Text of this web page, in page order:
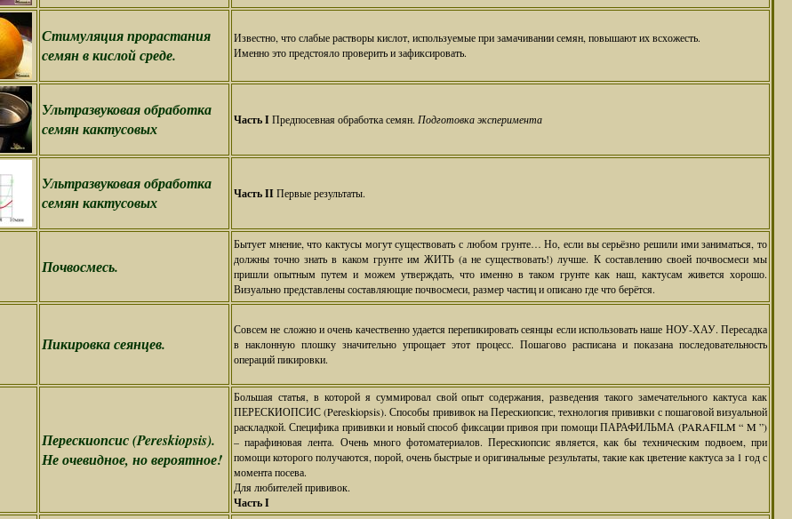
Стимуляция прорастания
семян в кислой среде.
Известно, что слабые растворы кислот, используемые при замачивании семян, повышают их всхожесть.
Именно это предстояло проверить и зафиксировать.
Ультразвуковая обработка
семян кактусовых
Часть IПредпосевная обработка семян. Подготовка эксперимента
Ультразвуковая обработка
семян кактусовых
Часть IIПервые результаты.
Почвосмесь.
Бытует мнение, что кактусы могут существовать с любом грунте… Но, если вы серьёзно решили ими заниматься, то
должны точно знать в каком грунте им ЖИТЬ (а не существовать!) лучше. К составлению своей почвосмеси мы
пришли опытным путем и можем утверждать, что именно в таком грунте как наш, кактусам живется хорошо.
Визуально представлены составляющие почвосмеси, размер частиц и описано где что берётся.
Пикировка сеянцев.
Совсем не сложно и очень качественно удается перепикировать сеянцы если использовать наше НОУ-ХАУ. Пересадка
в наклонную плошку значительно упрощает этот процесс. Пошагово расписана и показана последовательность
операций пикировки.
Перескиопсис (Pereskiopsis).
Не очевидное, но вероятное!
Большая статья, в которой я суммировал свой опыт содержания, разведения такого замечательного кактуса как
ПЕРЕСКИОПСИС (Pereskiopsis). Способы прививок на Перескиопсис, технология прививки с пошаговой визуальной
раскладкой. Специфика прививки и новый способ фиксации привоя при помощи ПАРАФИЛЬМА (PARAFILM “ M ”)
– парафиновая лента. Очень много фотоматериалов. Перескиопсис является, как бы техническим подвоем, при
помощи которого получаются, порой, очень быстрые и оригинальные результаты, такие как цветение кактуса за 1 год с
момента посева.
Для любителей прививок.
Часть I